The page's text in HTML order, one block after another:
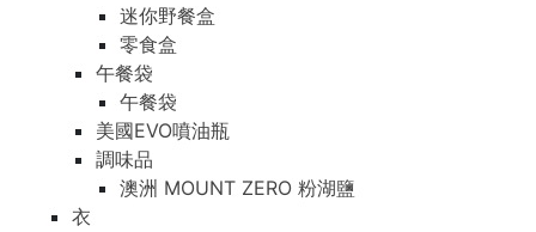
迷你野餐盒
零食盒
午餐袋
午餐袋
美國EVO噴油瓶
調味品
澳洲 MOUNT ZERO 粉湖鹽
衣